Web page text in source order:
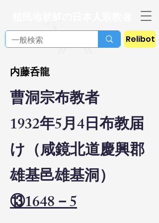
Relibot
内藤呑龍
曹洞宗布教者
1932年5月4日布教届
け（咸鏡北道慶興郡
雄基邑雄基洞）
⑬1648－5